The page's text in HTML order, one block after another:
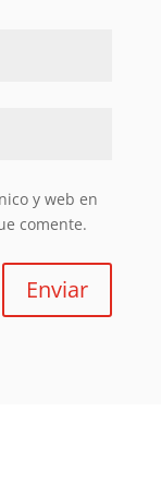
y web en
comente.
Enviar